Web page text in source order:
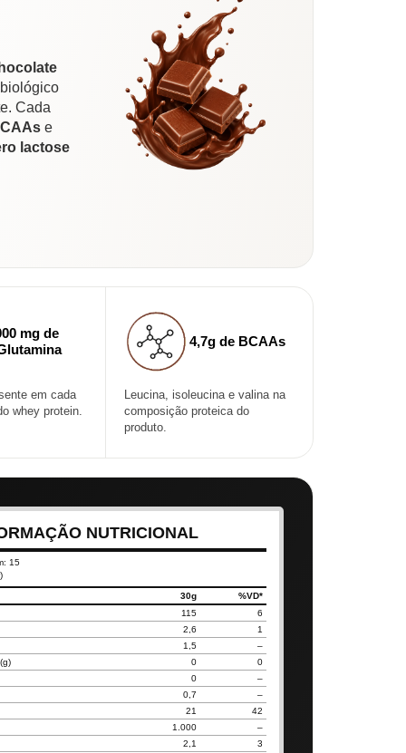
Cada
e
lactose
mg de
em cada
whey protein.
4,7g de BCAAs
Leucina, isoleucina e valina na
composição proteica do
produto.
NUTRICIONAL
15
30g
%VD*
115
6
2,6
1
1,5
–
0
0
0
–
0,7
–
21
42
1.000
–
2,1
3